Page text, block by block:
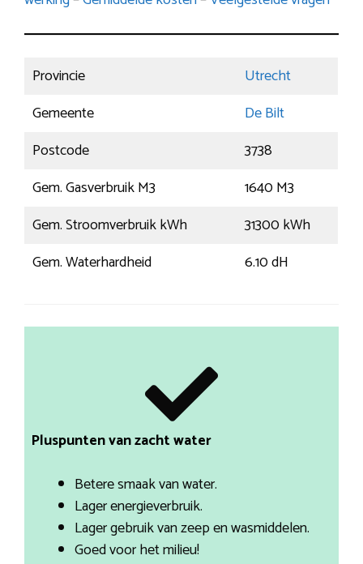
Provincie
Utrecht
Gemeente
De Bilt
Postcode
3738
Gem. Gasverbruik M3
1640 M3
Gem. Stroomverbruik kWh
31300 kWh
Gem. Waterhardheid
6.10 dH
Pluspunten van zacht water
Betere smaak van water.
Lager energieverbruik.
Lager gebruik van zeep en wasmiddelen.
Goed voor het milieu!